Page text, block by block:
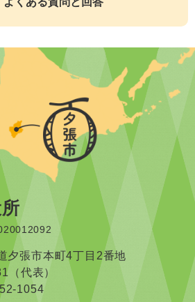
張市本町4丁目2番地
（代表）
1054